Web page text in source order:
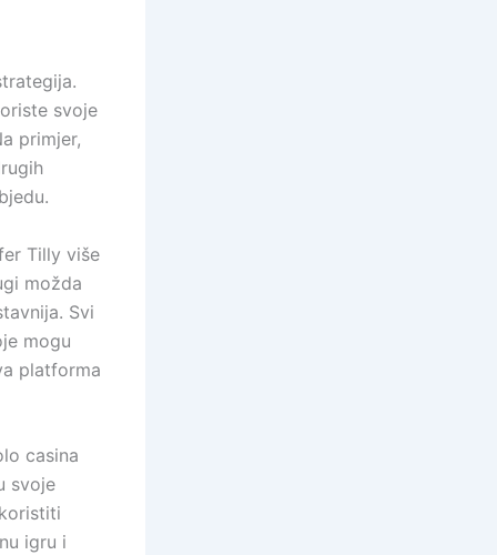
svoje
primjer,
Tilly više
možda
Svi
mogu
platforma
casina
svoje
igru i